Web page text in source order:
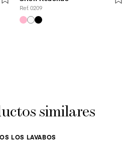
Ref. 0209
similares
LOS LAVABOS